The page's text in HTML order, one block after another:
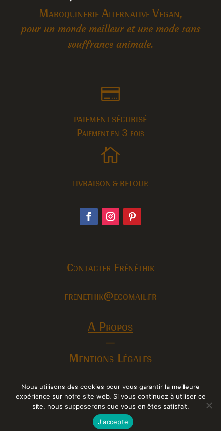
Maroquinerie Alternative Vegan,
pour un monde meilleur et une mode sans
souffrance animale.

PAIEMENT SÉCURISÉ
Paiement en 3 fois

LIVRAISON & RETOUR
Contacter Frénéthik
frenethik@ecomail.fr
A Propos
—
Mentions Légales
Conditions Générales de Vente
Nous utilisons des cookies pour vous garantir la meilleure
expérience sur notre site web. Si vous continuez à utiliser ce
site, nous supposerons que vous en êtes satisfait.
J'accepte